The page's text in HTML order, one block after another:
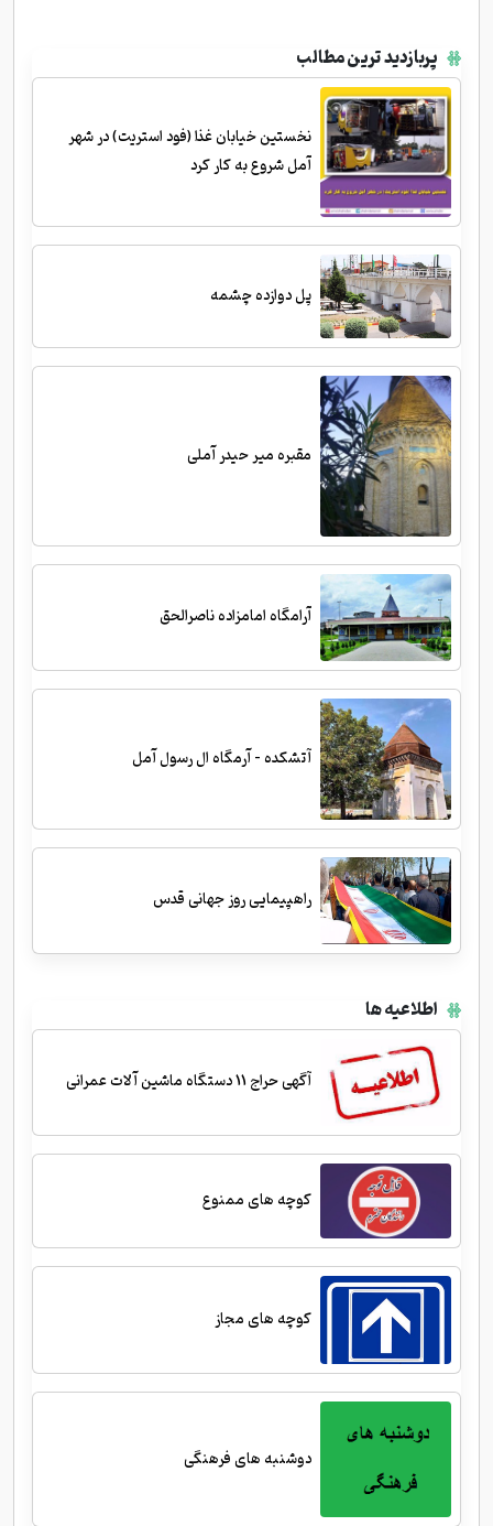
پربازدید ترین مطالب
نخستین خیابان غذا (فود استریت) در شهر
آمل شروع به کار کرد
پل دوازده چشمه
مقبره میر حیدر آملی
آرامگاه امامزاده ناصرالحق
آتشکده - آرمگاه ال رسول آمل
راهپیمایی روز جهانی قدس
اطلاعیه ها
آگهی حراج 11 دستگاه ماشین آلات عمرانی
کوچه های ممنوع
کوچه های مجاز
دوشنبه های فرهنگی